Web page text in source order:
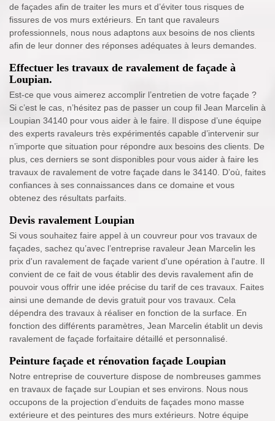
de façades afin de traiter les murs et d’éviter tous risques de
fissures de vos murs extérieurs. En tant que ravaleurs
professionnels, nous nous adaptons aux besoins de nos clients
afin de leur donner des réponses adéquates à leurs demandes.
Effectuer les travaux de ravalement de façade à
Loupian.
Est-ce que vous aimerez accomplir l’entretien de votre façade ?
Si c’est le cas, n’hésitez pas de passer un coup fil Jean Marcelin à
Loupian 34140 pour vous aider à le faire. Il dispose d’une équipe
des experts ravaleurs très expérimentés capable d’intervenir sur
n’importe que situation pour répondre aux besoins des clients. De
plus, ces derniers se sont disponibles pour vous aider à faire les
travaux de ravalement de votre façade dans le 34140. D’où, faites
confiances à ses connaissances dans ce domaine et vous
obtenez des résultats parfaits.
Devis ravalement Loupian
Si vous souhaitez faire appel à un couvreur pour vos travaux de
façades, sachez qu’avec l’entreprise ravaleur Jean Marcelin les
prix d'un ravalement de façade varient d'une opération à l'autre. Il
convient de ce fait de vous établir des devis ravalement afin de
pouvoir vous offrir une idée précise du tarif de ces travaux. Faites
ainsi une demande de devis gratuit pour vos travaux. Cela
dépendra des travaux à réaliser en fonction de la surface. En
fonction des différents paramètres, Jean Marcelin établit un devis
ravalement de façade forfaitaire détaillé et personnalisé.
Peinture façade et rénovation façade Loupian
Notre entreprise de couverture dispose de nombreuses gammes
en travaux de façade sur Loupian et ses environs. Nous nous
occupons de la projection d’enduits de façades mono masse
extérieure et des peintures des murs extérieurs. Notre équipe